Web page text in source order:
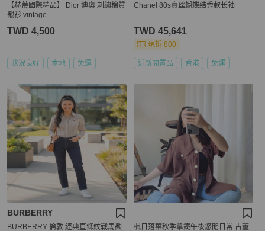
【赫蒂國際精品】 Dior 迪奧 刺繡棉質
襯衫 vintage
TWD 4,500
狀況良好 本地 免運
Chanel 80s真丝蝴蝶结秀款长袖
TWD 45,641
現折 800
近新閒置品 香港 免運
BURBERRY
BURBERRY 倫敦 經典直條紋戰馬襯
楓日落葉秋季拿鐵午後悠閒日常 古董